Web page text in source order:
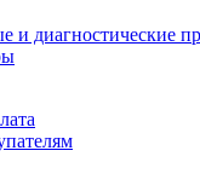
и диагностические